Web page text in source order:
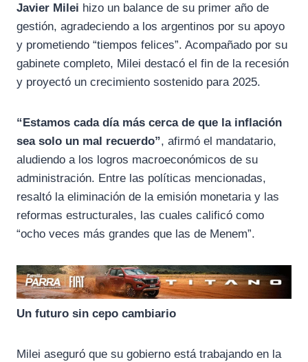
e
b
e
g
t
s
A
Javier Milei hizo un balance de su primer año de
gestión, agradeciendo a los argentinos por su apoyo
y prometiendo “tiempos felices”. Acompañado por su
gabinete completo, Milei destacó el fin de la recesión
y proyectó un crecimiento sostenido para 2025.
“Estamos cada día más cerca de que la inflación
sea solo un mal recuerdo”, afirmó el mandatario,
aludiendo a los logros macroeconómicos de su
administración. Entre las políticas mencionadas,
resaltó la eliminación de la emisión monetaria y las
reformas estructurales, las cuales calificó como
“ocho veces más grandes que las de Menem”.
Un futuro sin cepo cambiario
Milei aseguró que su gobierno está trabajando en la